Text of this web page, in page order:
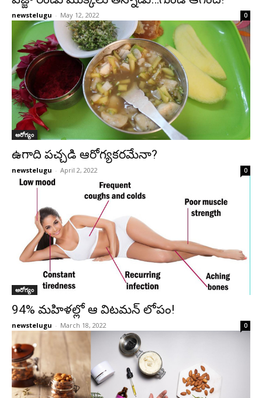
newstelugu - May 12, 2022 0
ఆరోగ్యం
ఉగాది పచ్చడి ఆరోగ్యకరమేనా?
newstelugu - April 2, 2022 0
ఆరోగ్యం
94% మ‌హిళ‌ల్లో ఆ విట‌మ‌న్ లోపం!
newstelugu - March 18, 2022 0